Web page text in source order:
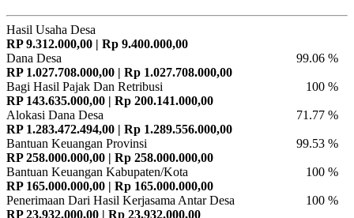
Hasil Usaha Desa
RP 9.312.000,00 | Rp 9.400.000,00
99.06 %
Dana Desa
RP 1.027.708.000,00 | Rp 1.027.708.000,00
100 %
Bagi Hasil Pajak Dan Retribusi
RP 143.635.000,00 | Rp 200.141.000,00
71.77 %
Alokasi Dana Desa
RP 1.283.472.494,00 | Rp 1.289.556.000,00
99.53 %
Bantuan Keuangan Provinsi
RP 258.000.000,00 | Rp 258.000.000,00
100 %
Bantuan Keuangan Kabupaten/Kota
RP 165.000.000,00 | Rp 165.000.000,00
100 %
Penerimaan Dari Hasil Kerjasama Antar Desa
RP 23.932.000,00 | Rp 23.932.000,00